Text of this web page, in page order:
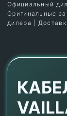
Официальный
Оригинальные
дилера |